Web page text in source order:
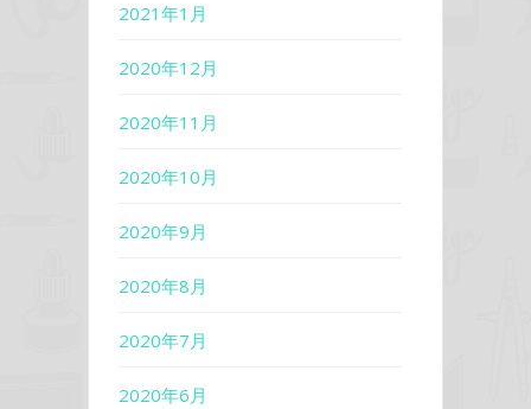
2021年1月
2020年12月
2020年11月
2020年10月
2020年9月
2020年8月
2020年7月
2020年6月